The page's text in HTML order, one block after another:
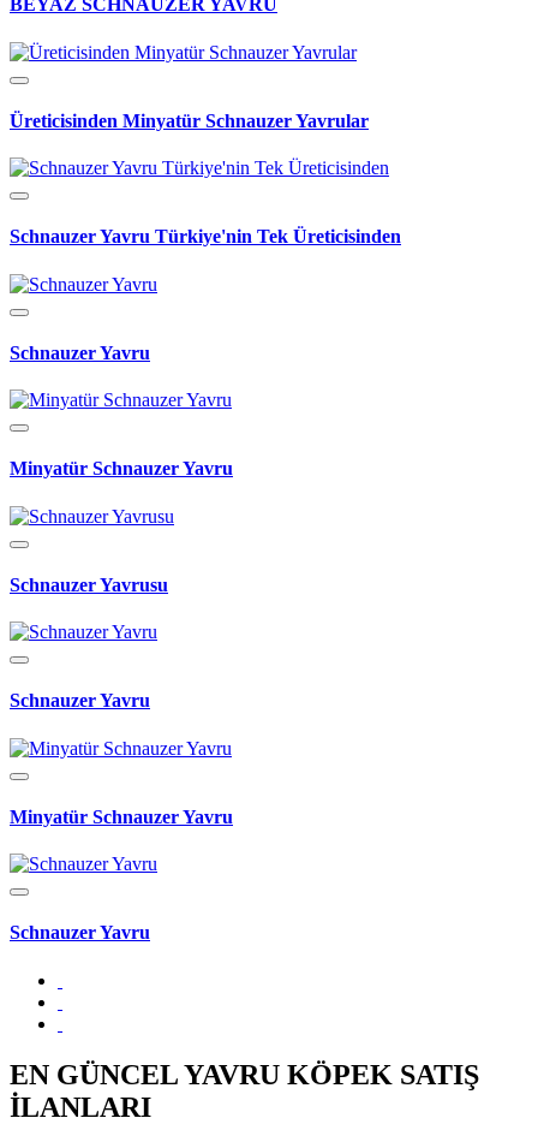
BEYAZ SCHNAUZER YAVRU
Üreticisinden Minyatür Schnauzer Yavrular
Schnauzer Yavru Türkiye'nin Tek Üreticisinden
Schnauzer Yavru
Minyatür Schnauzer Yavru
Schnauzer Yavrusu
Schnauzer Yavru
Minyatür Schnauzer Yavru
Schnauzer Yavru
EN GÜNCEL YAVRU KÖPEK SATIŞ
İLANLARI